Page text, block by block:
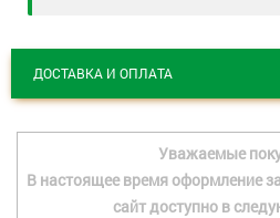
ДОСТАВКА И ОПЛАТА
Уважаемые
В настоящее время оформление
сайт доступно в